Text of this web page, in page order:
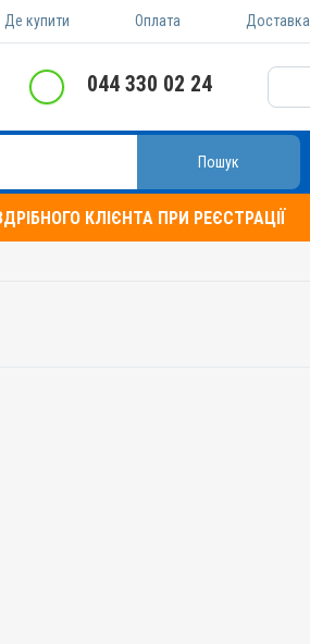
Де купити Оплата Доставка
044 330 02 24
Пошук
КЛІЄНТА ПРИ РЕЄСТРАЦІЇ